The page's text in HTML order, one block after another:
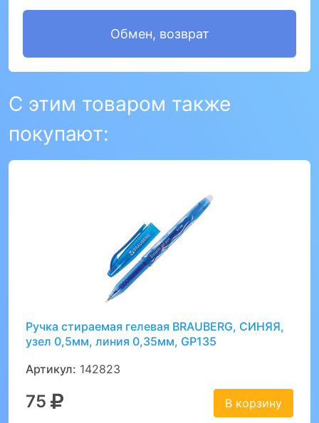
Обмен, возврат
С этим товаром также
покупают:
Ручка стираемая гелевая BRAUBERG, СИНЯЯ,
узел 0,5мм, линия 0,35мм, GP135
Артикул: 142823
75 В корзину